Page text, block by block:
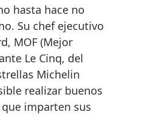
hasta hace no
Su chef ejecutivo
MOF (Mejor
Le Cinq, del
Michelin
realizar buenos
imparten sus